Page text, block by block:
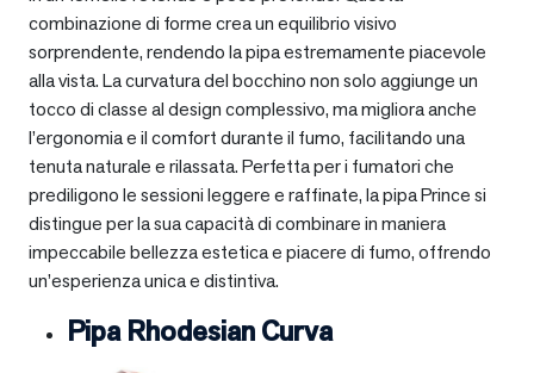
combinazione di forme crea un equilibrio visivo
sorprendente, rendendo la pipa estremamente piacevole
alla vista. La curvatura del bocchino non solo aggiunge un
tocco di classe al design complessivo, ma migliora anche
l’ergonomia e il comfort durante il fumo, facilitando una
tenuta naturale e rilassata. Perfetta per i fumatori che
prediligono le sessioni leggere e raffinate, la pipa Prince si
distingue per la sua capacità di combinare in maniera
impeccabile bellezza estetica e piacere di fumo, offrendo
un’esperienza unica e distintiva.
Pipa Rhodesian Curva